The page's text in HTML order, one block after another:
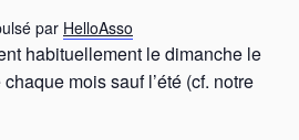
par HelloAsso
habituellement le dimanche le
mois sauf l’été (cf. notre